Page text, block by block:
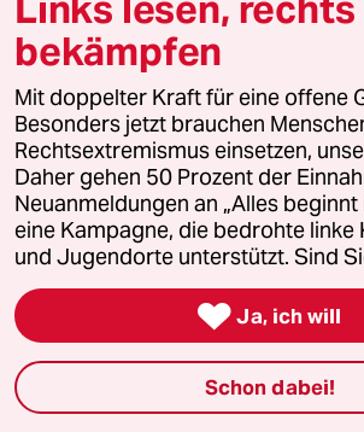
Offebacher
12.06.2025,18:59 Uhr
Es ist sehr unbefriedigend,
Wahrheit nicht ermittelt
lügen, entweder die
nicht nur die Parteifreundin
Anschuldigungen beim RBB)
wäre bei SPD oder CDU
Normalzustand gewesen,
Parteien jetzt weiter. Die
alles unter den großen
bekämpfen
Mit doppelter Kraft für eine offene
Besonders jetzt brauchen
Rechtsextremismus einsetzen,
Daher gehen 50 Prozent der
Neuanmeldungen an „Alles beginnt
eine Kampagne, die bedrohte linke
und Jugendorte unterstützt. Sind
 Ja, ich will
Schon dabei!